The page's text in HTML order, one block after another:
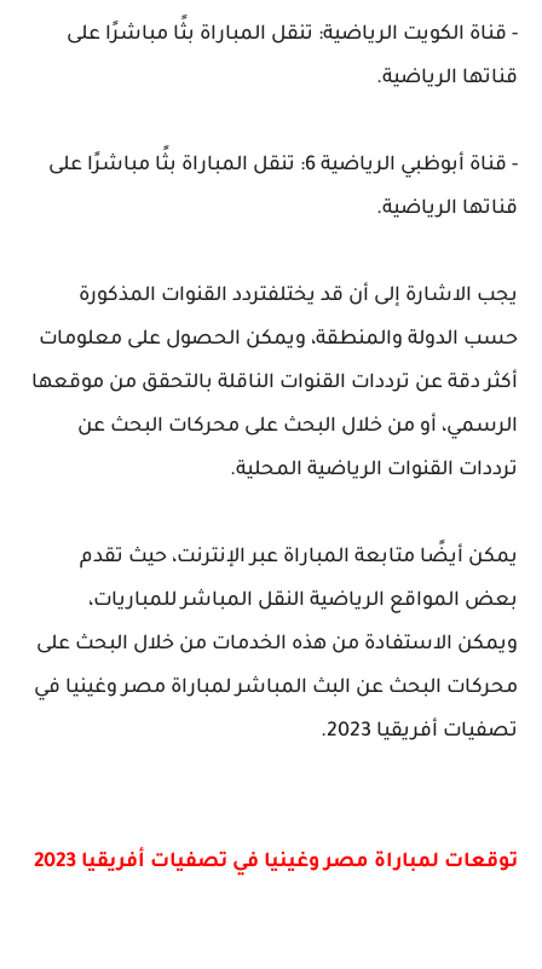
- قناة الكويت الرياضية: تنقل المباراة بثًا مباشرًا على
قناتها الرياضية.
- قناة أبوظبي الرياضية 6: تنقل المباراة بثًا مباشرًا على
قناتها الرياضية.
يجب الاشارة إلى أن قد يختلفتردد القنوات المذكورة
حسب الدولة والمنطقة، ويمكن الحصول على معلومات
أكثر دقة عن ترددات القنوات الناقلة بالتحقق من موقعها
الرسمي، أو من خلال البحث على محركات البحث عن
ترددات القنوات الرياضية المحلية.
يمكن أيضًا متابعة المباراة عبر الإنترنت، حيث تقدم
بعض المواقع الرياضية النقل المباشر للمباريات،
ويمكن الاستفادة من هذه الخدمات من خلال البحث على
محركات البحث عن البث المباشر لمباراة مصر وغينيا في
تصفيات أفريقيا 2023.
توقعات لمباراة مصر وغينيا في تصفيات أفريقيا 2023